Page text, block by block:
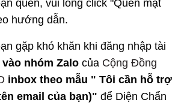
quên, vui lòng click "Quên mật
hướng dẫn.
gặp khó khăn khi đăng nhập tài
vào nhóm Zalo của Cộng Đồng
inbox theo mẫu " Tôi cần hỗ trợ
email của bạn)" để Diện Chẩn